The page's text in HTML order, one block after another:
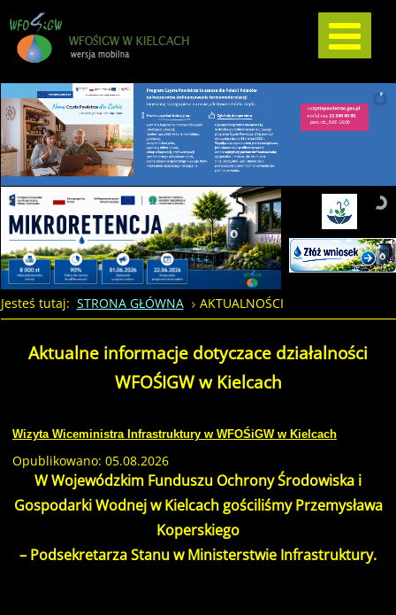
Jesteś tutaj: STRONA GŁÓWNA AKTUALNOŚCI
Aktualne informacje dotyczace działalności
WFOŚIGW w Kielcach
Wizyta Wiceministra Infrastruktury w WFOŚiGW w Kielcach
Opublikowano: 05.08.2026
W Wojewódzkim Funduszu Ochrony Środowiska i
Gospodarki Wodnej w Kielcach gościliśmy Przemysława
Koperskiego
– Podsekretarza Stanu w Ministerstwie Infrastruktury.